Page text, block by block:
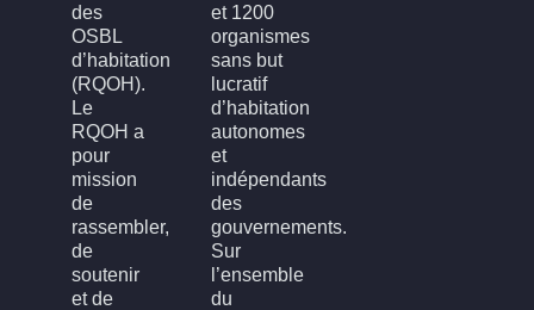
des
OSBL
d’habitation
(RQOH).
Le
RQOH a
pour
mission
de
rassembler,
de
soutenir
et de
et 1200
organismes
sans but
lucratif
d’habitation
autonomes
et
indépendants
des
gouvernements.
Sur
l’ensemble
du